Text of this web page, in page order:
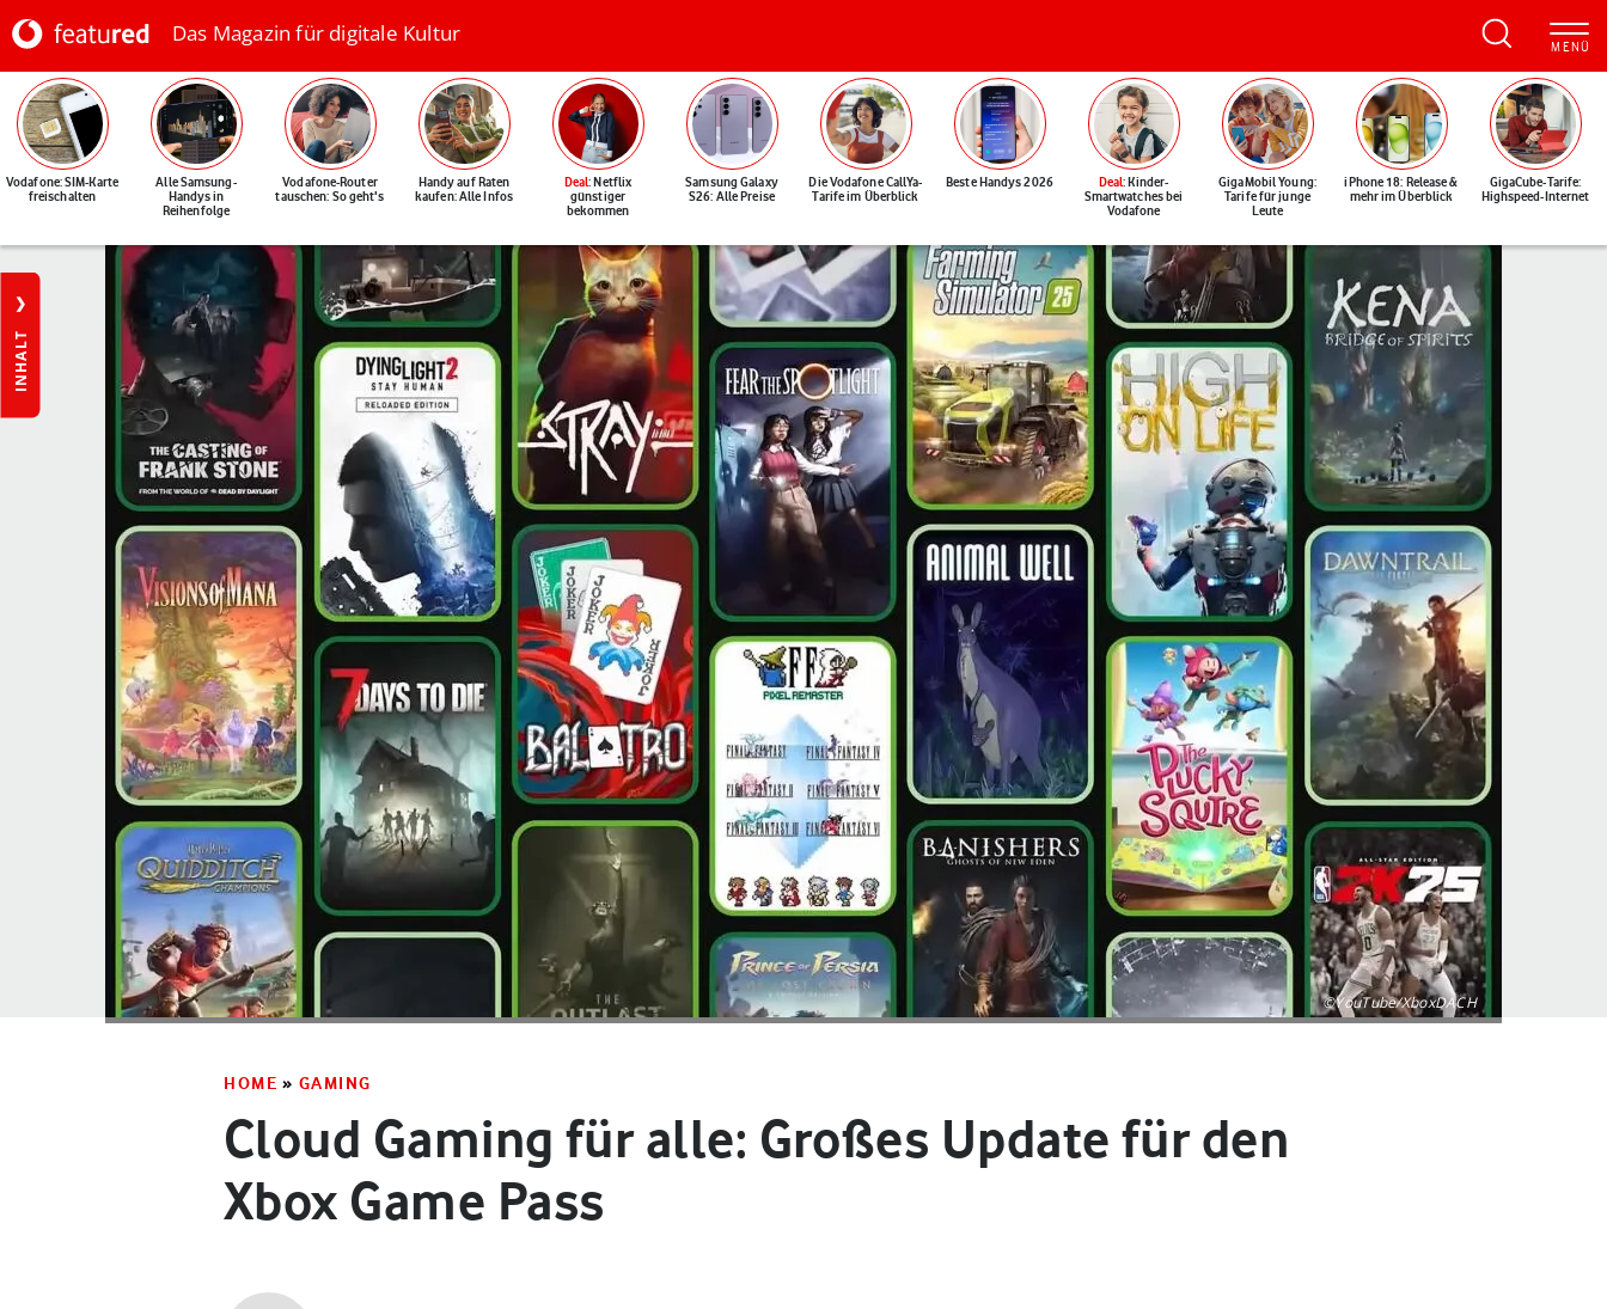
Das Magazin für digitale Kultur
Vodafone: SIM-Karte
freischalten
Alle Samsung-
Handys in
Reihenfolge
Vodafone-Router
tauschen: So geht's
Handy auf Raten
kaufen: Alle Infos
Deal: Netflix
günstiger
bekommen
Samsung Galaxy
S26: Alle Preise
Die Vodafone CallYa-
Tarife im Überblick
Beste Handys 2026 Deal: Kinder-
Smartwatches bei
Vodafone
GigaMobil Young:
Tarife für junge
Leute
iPhone 18: Release &
mehr im Überblick
GigaCube-Tarife:
Highspeed-Internet
INHALT
©YouTube/XboxDACH
HOME » GAMING
Cloud Gaming für alle: Großes Update für den
Xbox Game Pass